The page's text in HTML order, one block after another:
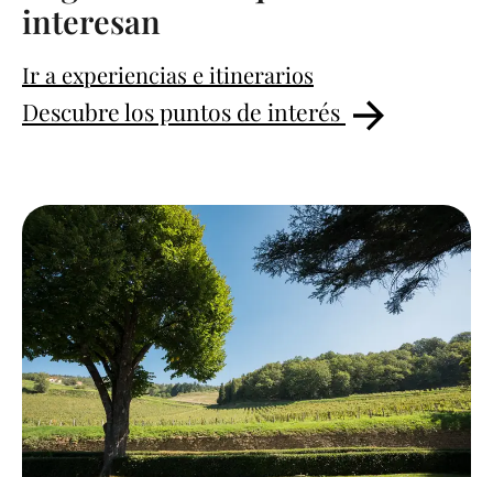
interesan
Ir a experiencias e itinerarios
Descubre los puntos de interés